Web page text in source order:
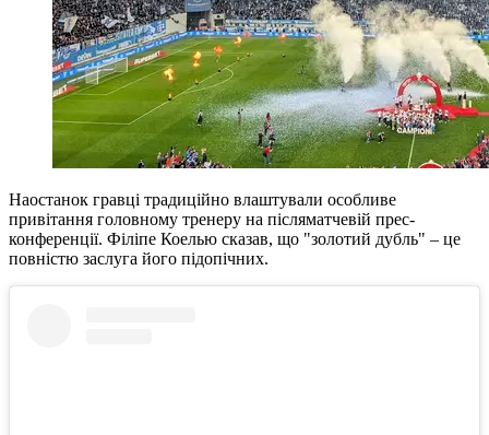
Наостанок гравці традиційно влаштували особливе
привітання головному тренеру на післяматчевій прес-
конференції. Філіпе Коелью сказав, що "золотий дубль" – це
повністю заслуга його підопічних.